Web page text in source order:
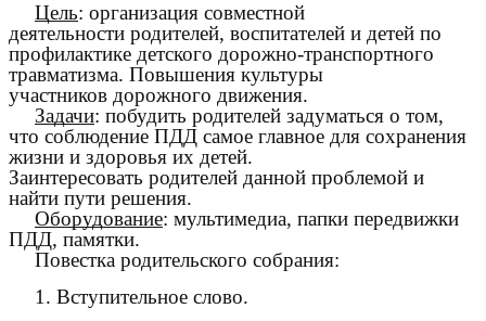
Цель: организация совместной
деятельности родителей, воспитателей и детей по
профилактике детского дорожно-транспортного
травматизма. Повышения культуры
участников дорожного движения.
Задачи: побудить родителей задуматься о том,
что соблюдение ПДД самое главное для сохранения
жизни и здоровья их детей.
Заинтересовать родителей данной проблемой и
найти пути решения.
Оборудование: мультимедиа, папки передвижки
ПДД, памятки.
Повестка родительского собрания:
1. Вступительное слово.